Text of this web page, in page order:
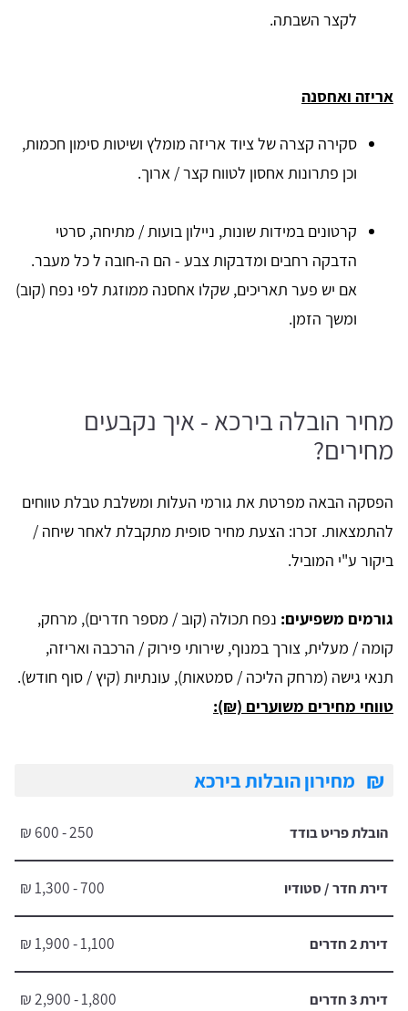
לקצר השבתה.
אריזה ואחסנה
סקירה קצרה של ציוד אריזה מומלץ ושיטות סימון חכמות,
וכן פתרונות אחסון לטווח קצר / ארוך.
קרטונים במידות שונות, ניילון בועות / מתיחה, סרטי
הדבקה רחבים ומדבקות צבע - הם ה-חובה ל כל מעבר.
אם יש פער תאריכים, שקלו אחסנה ממוזגת לפי נפח (קוב)
ומשך הזמן.
מחיר הובלה בירכא - איך נקבעים
מחירים?
הפסקה הבאה מפרטת את גורמי העלות ומשלבת טבלת טווחים
להתמצאות. זכרו: הצעת מחיר סופית מתקבלת לאחר שיחה /
ביקור ע"י המוביל.
גורמים משפיעים: נפח תכולה (קוב / מספר חדרים), מרחק,
קומה / מעלית, צורך במנוף, שירותי פירוק / הרכבה ואריזה,
תנאי גישה (מרחק הליכה / סמטאות), עונתיות (קיץ / סוף חודש).
טווחי מחירים משוערים (₪):
₪ מחירון הובלות בירכא
הובלת פריט בודד 250 - 600 ₪
דירת חדר / סטודיו 700 - 1,300 ₪
דירת 2 חדרים 1,100 - 1,900 ₪
דירת 3 חדרים 1,800 - 2,900 ₪